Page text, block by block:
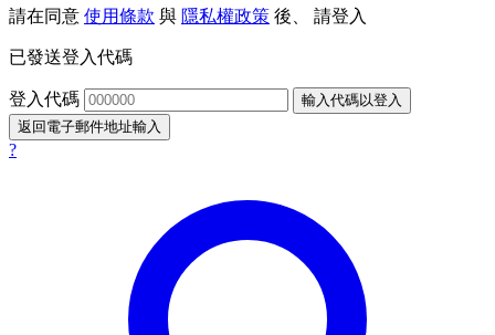
請在同意 使用條款 與 隱私權政策 後、 請登入
已發送登入代碼
登入代碼
輸入代碼以登入
返回電子郵件地址輸入
?